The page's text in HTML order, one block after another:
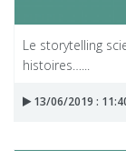
Le storytelling
histoires…...
13/06/2019 :